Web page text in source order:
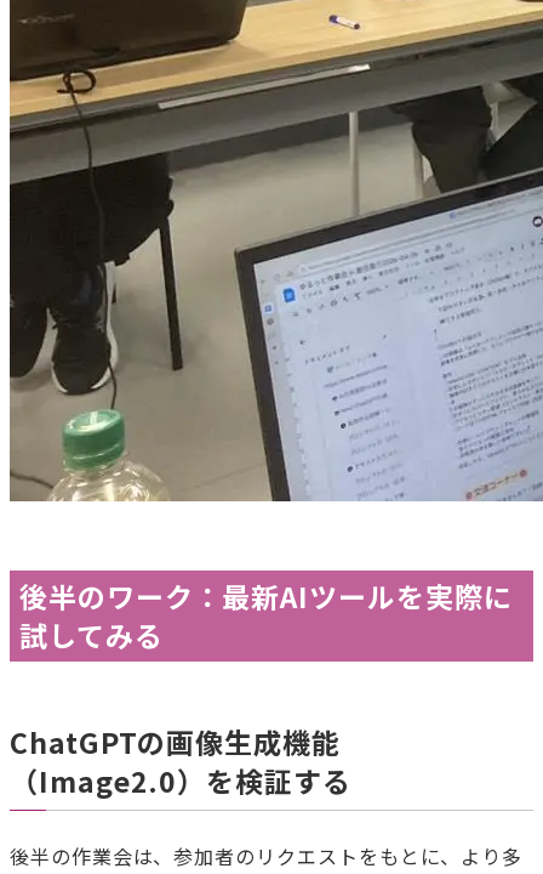
後半のワーク：最新AIツールを実際に
試してみる
ChatGPTの画像生成機能
（Image2.0）を検証する
後半の作業会は、参加者のリクエストをもとに、より多